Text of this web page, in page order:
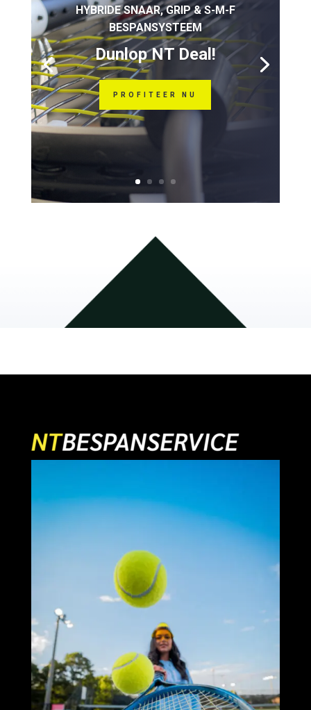
HYBRIDE SNAAR, GRIP & S-M-F
BESPANSYSTEEM
Dunlop NT Deal!
PROFITEER NU